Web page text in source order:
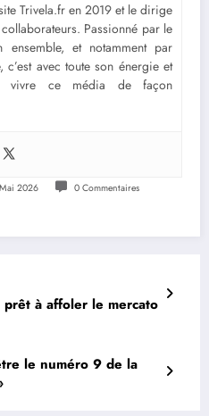
Trivela.fr en 2019 et le dirige
Passionné par le
et notamment par
c’est avec toute son énergie et
vivre ce média de façon
2026 0 Commentaires
prêt à affoler le mercato
le numéro 9 de la